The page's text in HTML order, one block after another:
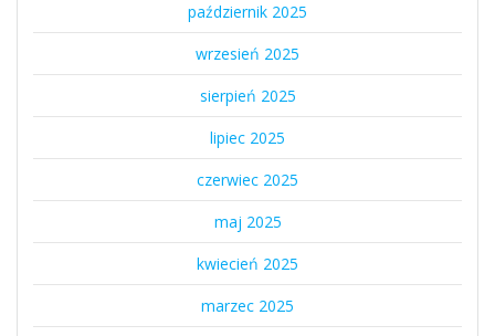
październik 2025
wrzesień 2025
sierpień 2025
lipiec 2025
czerwiec 2025
maj 2025
kwiecień 2025
marzec 2025